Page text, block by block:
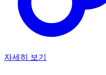
자세히 보기